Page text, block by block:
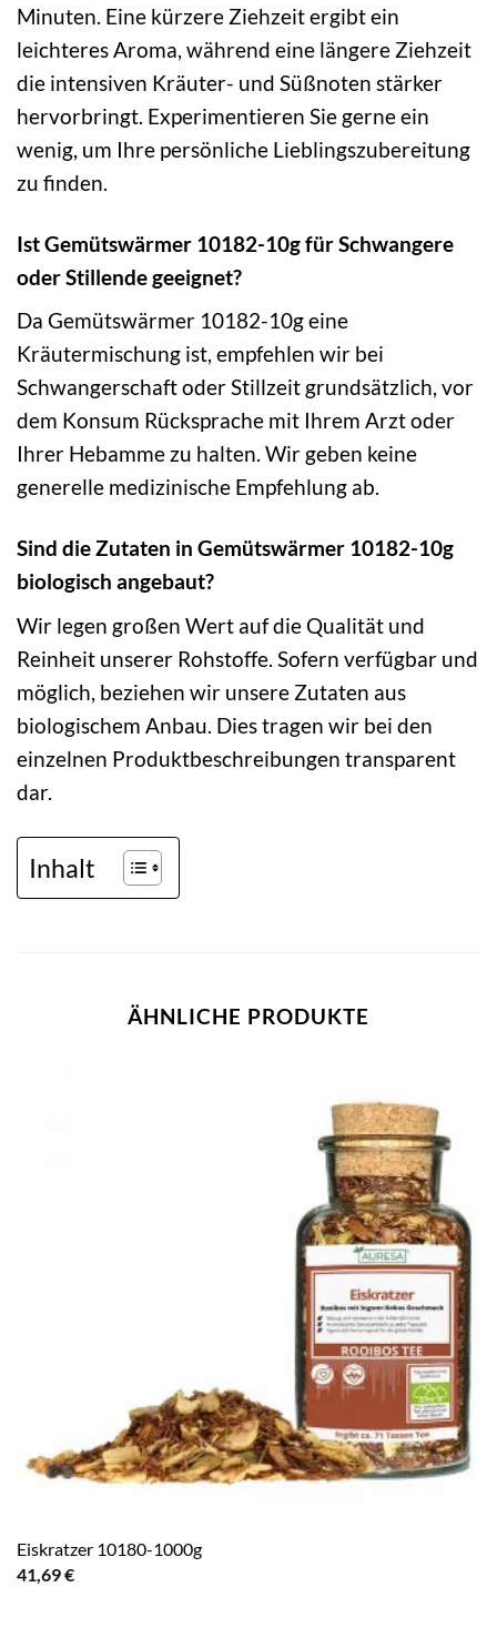
Minuten. Eine kürzere Ziehzeit ergibt ein
leichteres Aroma, während eine längere Ziehzeit
die intensiven Kräuter- und Süßnoten stärker
hervorbringt. Experimentieren Sie gerne ein
wenig, um Ihre persönliche Lieblingszubereitung
zu finden.
Ist Gemütswärmer 10182-10g für Schwangere
oder Stillende geeignet?
Da Gemütswärmer 10182-10g eine
Kräutermischung ist, empfehlen wir bei
Schwangerschaft oder Stillzeit grundsätzlich, vor
dem Konsum Rücksprache mit Ihrem Arzt oder
Ihrer Hebamme zu halten. Wir geben keine
generelle medizinische Empfehlung ab.
Sind die Zutaten in Gemütswärmer 10182-10g
biologisch angebaut?
Wir legen großen Wert auf die Qualität und
Reinheit unserer Rohstoffe. Sofern verfügbar und
möglich, beziehen wir unsere Zutaten aus
biologischem Anbau. Dies tragen wir bei den
einzelnen Produktbeschreibungen transparent
dar.
Inhalt
ÄHNLICHE PRODUKTE
Eiskratzer 10180-1000g
41,69€